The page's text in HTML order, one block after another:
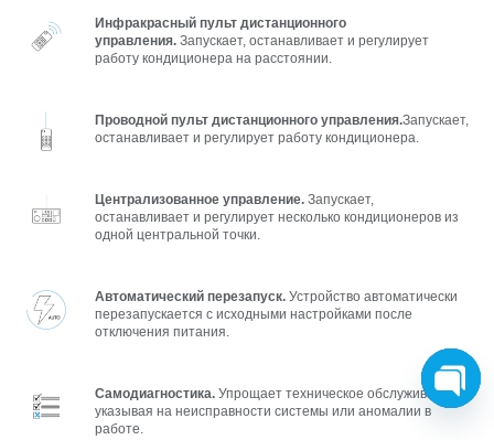
Инфракрасный пульт дистанционного
управления.Запускает, останавливает и регулирует
работу кондиционера на расстоянии.
Проводной пульт дистанционного управления.Запускает,
останавливает и регулирует работу кондиционера.
Централизованное управление.Запускает,
останавливает и регулирует несколько кондиционеров из
одной центральной точки.
Автоматический перезапуск.Устройство автоматически
перезапускается с исходными настройками после
отключения питания.
Самодиагностика.Упрощает техническое обслуживание,
указывая на неисправности системы или аномалии в
работе.